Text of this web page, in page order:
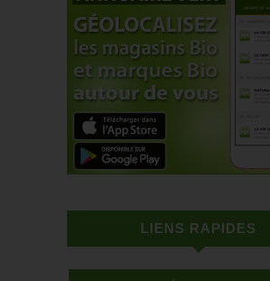
LIENS RAPIDES